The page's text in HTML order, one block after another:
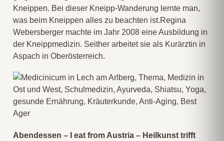
Kneippen. Bei dieser Kneipp-Wanderung lernte man,
was beim Kneippen alles zu beachten ist.Regina
Webersberger machte im Jahr 2008 eine Ausbildung in
der Kneippmedizin. Seither arbeitet sie als Kurärztin in
Aspach in Oberösterreich.
Abendessen – I eat from Austria – Heilkunst trifft